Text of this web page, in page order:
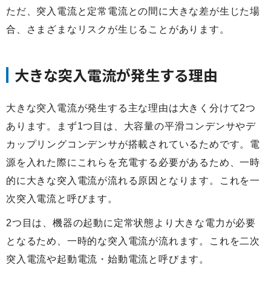
ただ、突入電流と定常電流との間に大きな差が生じた場
合、さまざまなリスクが生じることがあります。
大きな突入電流が発生する理由
大きな突入電流が発生する主な理由は大きく分けて2つ
あります。まず1つ目は、大容量の平滑コンデンサやデ
カップリングコンデンサが搭載されているためです。電
源を入れた際にこれらを充電する必要があるため、一時
的に大きな突入電流が流れる原因となります。これを一
次突入電流と呼びます。
2つ目は、機器の起動に定常状態より大きな電力が必要
となるため、一時的な突入電流が流れます。これを二次
突入電流や起動電流・始動電流と呼びます。